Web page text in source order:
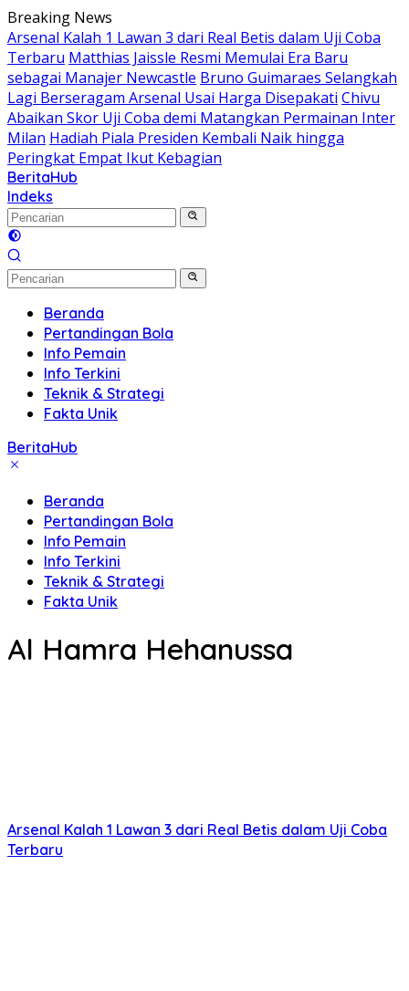
Langsung
ke
konten
Breaking News
Arsenal Kalah 1 Lawan 3 dari Real Betis dalam Uji Coba
Terbaru Matthias Jaissle Resmi Memulai Era Baru
sebagai Manajer Newcastle Bruno Guimaraes Selangkah
Lagi Berseragam Arsenal Usai Harga Disepakati Chivu
Abaikan Skor Uji Coba demi Matangkan Permainan Inter
Milan Hadiah Piala Presiden Kembali Naik hingga
Peringkat Empat Ikut Kebagian
BeritaHub
Indeks
Beranda
Pertandingan Bola
Info Pemain
Info Terkini
Teknik & Strategi
Fakta Unik
BeritaHub
Beranda
Pertandingan Bola
Info Pemain
Info Terkini
Teknik & Strategi
Fakta Unik
Al Hamra Hehanussa
Arsenal Kalah 1 Lawan 3 dari Real Betis dalam Uji Coba
Terbaru